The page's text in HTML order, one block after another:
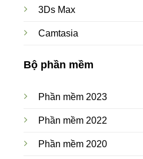
3Ds Max
Camtasia
Bộ phần mềm
Phần mềm 2023
Phần mềm 2022
Phần mềm 2020